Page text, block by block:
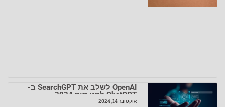
OpenAI לשלב את SearchGPT ב-
ChatGPT לפני סוף 2024
אוקטובר 14, 2024